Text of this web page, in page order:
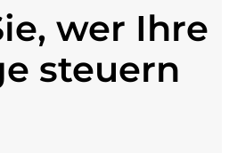
wer Ihre
steuern